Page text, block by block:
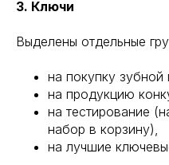
3. Ключи
Выделены отдельные
на покупку зубной
на продукцию
на тестирование
набор в корзину),
на лучшие